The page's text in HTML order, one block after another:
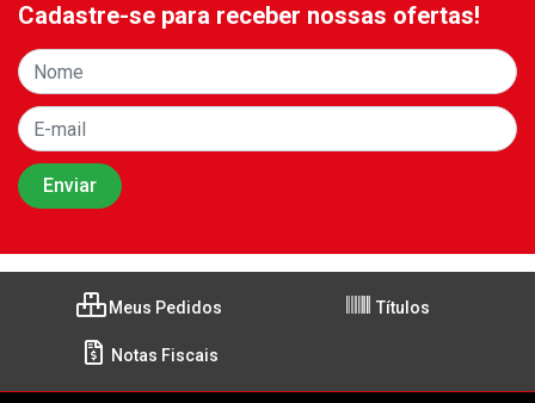
Cadastre-se para receber nossas ofertas!
Meus Pedidos Títulos
Notas Fiscais